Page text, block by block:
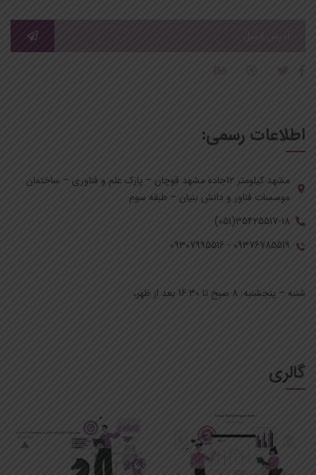
اطلاعات رسمی:
مشهد کیلومتر 12جاده مشهد قوچان – پارک علم و فناوری – ساختمان
موسسات فناور و دانش بنیان – طبقه سوم
35425517-18(051)
09376785519 - 09307995516
شنبه – پنجشنبه: 8 صبح تا 16.30 بعد از ظهر،
گالری